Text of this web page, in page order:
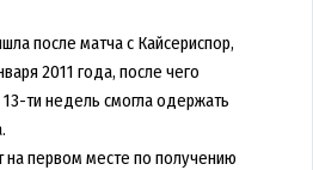
после матча с Кайсериспор,
2011 года, после чего
ти недель смогла одержать
на первом месте по получению